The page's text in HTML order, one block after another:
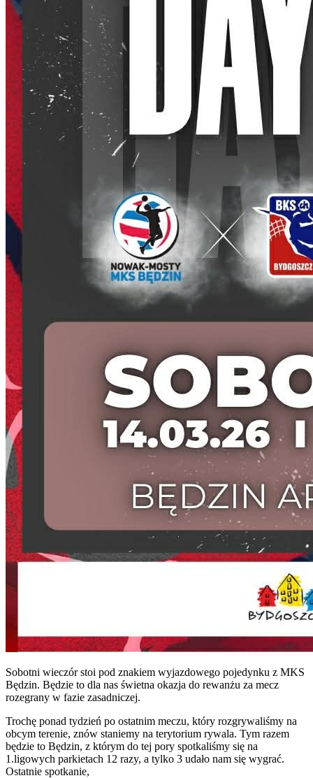
Sobotni wieczór stoi pod znakiem wyjazdowego pojedynku z MKS
Będzin. Będzie to dla nas świetna okazja do rewanżu za mecz
rozegrany w fazie zasadniczej.
Trochę ponad tydzień po ostatnim meczu, który rozgrywaliśmy na
obcym terenie, znów staniemy na terytorium rywala. Tym razem
będzie to Będzin, z którym do tej pory spotkaliśmy się na
1.ligowych parkietach 12 razy, a tylko 3 udało nam się wygrać.
Ostatnie spotkanie,